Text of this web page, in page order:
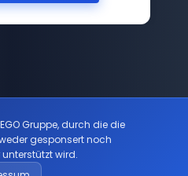
Gruppe, durch die die
gesponsert noch
wird.